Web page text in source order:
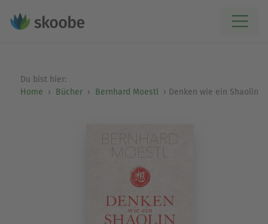
Du bist hier:
Home
Bücher Bernhard Moestl Denken wie ein Shaolin